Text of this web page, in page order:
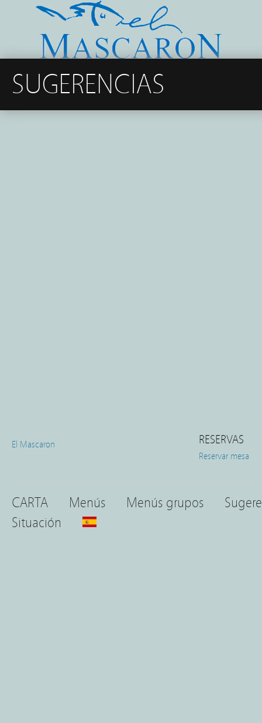
SUGERENCIAS
El Mascaron RESERVAS
Reservar mesa
CARTA Menús Menús grupos
Situación